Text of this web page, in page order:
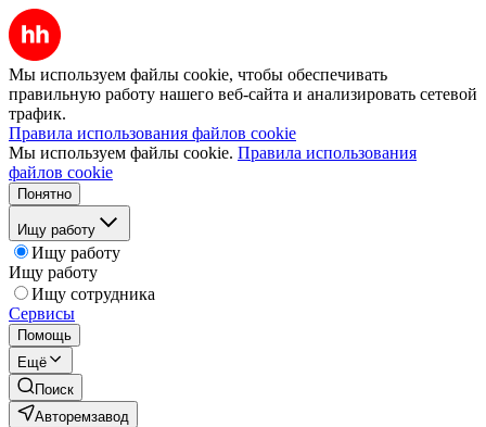
Мы используем файлы cookie, чтобы обеспечивать
правильную работу нашего веб-сайта и анализировать сетевой
трафик.
Правила использования файлов cookie
Мы используем файлы cookie. Правила использования
файлов cookie
Понятно
Ищу работу
Ищу работу
Ищу работу
Ищу сотрудника
Сервисы
Помощь
Ещё
Поиск
Авторемзавод